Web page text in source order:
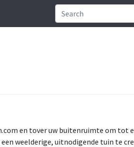
en tover uw buitenruimte om tot
weelderige, uitnodigende tuin te